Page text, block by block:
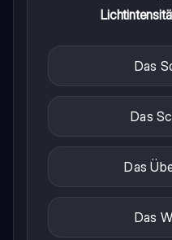
Das
Das
Das
Das